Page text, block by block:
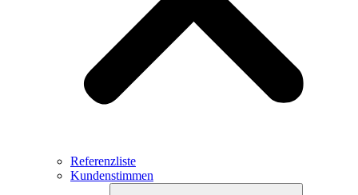
Referenzliste
Kundenstimmen